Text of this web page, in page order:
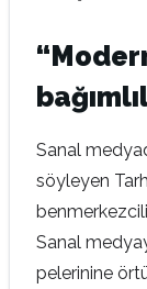
Sanal
söyleyen
Sanal
pelerinine